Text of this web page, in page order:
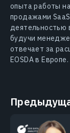
опыта работы
продажами
деятельностью
будучи
отвечает за
EOSDA в Европе.